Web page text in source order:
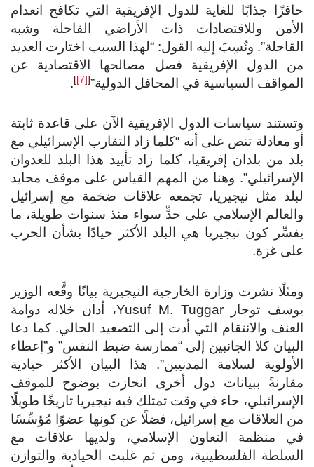
حافزًا جذابًا للغاية للدول الإفريقية التي تكافح انعدام
الأمن وللاقتصادات ذات الأراضي القاحلة وشبه
القاحلة”. ونُسِبَ إليه القول: “لهذا السبب اختارت العديد
من الدول الإفريقية فصل مصالحها الاقتصادية عن
المواقف السياسية في المحافل الدولية”[
[7]
]
.
وتستند سياسات الدول الإفريقية الآن على قاعدة ثابتة
أو معادلة تنص على أنه “كلما زاد التقارب الإسرائيلي مع
بلد من بلدان إفريقيا، كلما زاد تأييد هذا البلد للعدوان
الإسرائيلي”. وهنا من المهم القياس على موقف محايد
لبلد مثل نيجيريا، تجمعه علاقات ضخمة مع إسرائيل
والعالم الإسلامي على حدٍّ سواء منذ سنوات طويلة، ما
يفسِّر كون نيجيريا هي البلد الأكثر حيادًا بشأن الحرب
على غزة.
ومثلًا نشرت وزارة الخارجية النيجيرية بيانًا وقَّعه الوزير
يوسف توجار Yusuf M. Tuggar، أدان خلاله دوامة
العنف والانتقام التي أدت إلى التصعيد الحالي. كما دعا
البيان كلا الجانبين إلى “ممارسة ضبط النفس” و”إعطاء
الأولوية لسلامة المدنيين”. هذا البيان الأكثر حيادية
مقارنةً ببيانات دول أخرى انحازت بوضوح للموقف
الإسرائيلي، جاء في وقت تمتلك فيه نيجيريا تاريخًا طويلًا
من العلاقات مع إسرائيل، فضلًا عن كونها عضوًا مُؤسِّسًا
في منظمة التعاون الإسلامي، ولديها علاقات مع
السلطة الفلسطينية، ومن ثم غلبت الحيادية والتوازن